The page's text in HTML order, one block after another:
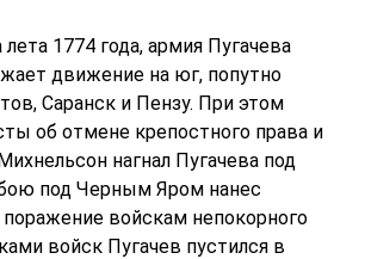
1774 года, армия Пугачева
движение на юг, попутно
Саранск и Пензу. При этом
об отмене крепостного права и
нагнал Пугачева под
под Черным Яром нанес
войскам непокорного
войск Пугачев пустился в